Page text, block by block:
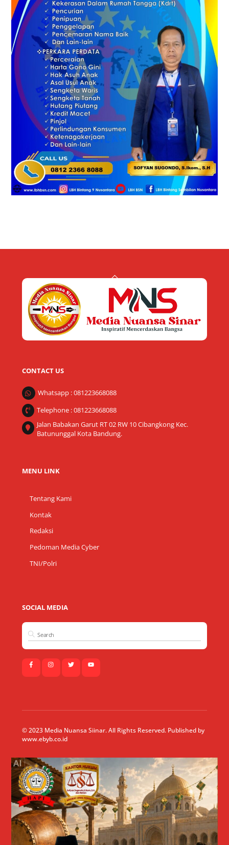
Back
Top
CONTACT US
Whatsapp : 081223668088
Telephone : 081223668088
Jalan Babakan Garut RT 02 RW 10 Cibangkong Kec.
Batununggal Kota Bandung.
MENU LINK
Tentang Kami
Kontak
Redaksi
Pedoman Media Cyber
TNI/Polri
SOCIAL MEDIA
© 2023 Media Nuansa Siinar. All Rights Reserved. Published by
www.ebyb.co.id